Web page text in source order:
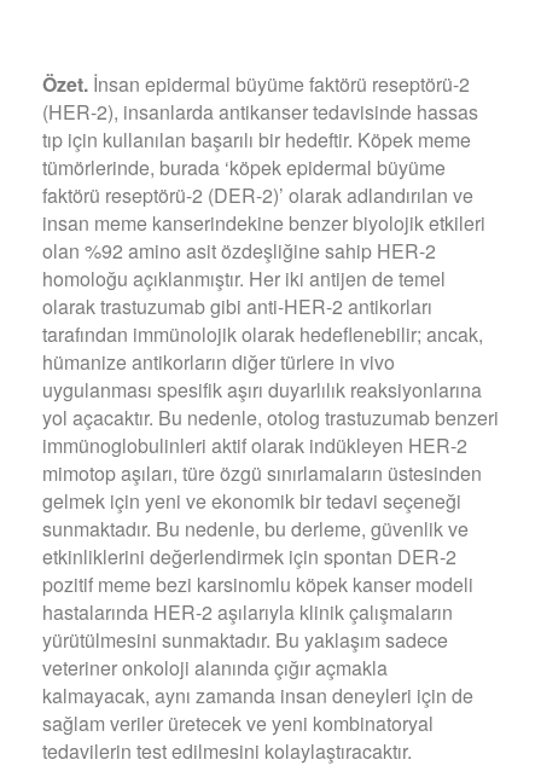
Özet. İnsan epidermal büyüme faktörü reseptörü-2
(HER-2), insanlarda antikanser tedavisinde hassas
tıp için kullanılan başarılı bir hedeftir. Köpek meme
tümörlerinde, burada ‘köpek epidermal büyüme
faktörü reseptörü-2 (DER-2)’ olarak adlandırılan ve
insan meme kanserindekine benzer biyolojik etkileri
olan %92 amino asit özdeşliğine sahip HER-2
homoloğu açıklanmıştır. Her iki antijen de temel
olarak trastuzumab gibi anti-HER-2 antikorları
tarafından immünolojik olarak hedeflenebilir; ancak,
hümanize antikorların diğer türlere in vivo
uygulanması spesifik aşırı duyarlılık reaksiyonlarına
yol açacaktır. Bu nedenle, otolog trastuzumab benzeri
immünoglobulinleri aktif olarak indükleyen HER-2
mimotop aşıları, türe özgü sınırlamaların üstesinden
gelmek için yeni ve ekonomik bir tedavi seçeneği
sunmaktadır. Bu nedenle, bu derleme, güvenlik ve
etkinliklerini değerlendirmek için spontan DER-2
pozitif meme bezi karsinomlu köpek kanser modeli
hastalarında HER-2 aşılarıyla klinik çalışmaların
yürütülmesini sunmaktadır. Bu yaklaşım sadece
veteriner onkoloji alanında çığır açmakla
kalmayacak, aynı zamanda insan deneyleri için de
sağlam veriler üretecek ve yeni kombinatoryal
tedavilerin test edilmesini kolaylaştıracaktır.